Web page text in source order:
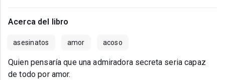
Acerca del libro
asesinatos amor acoso
Quien pensaría que una admiradora secreta seria capaz
de todo por amor.